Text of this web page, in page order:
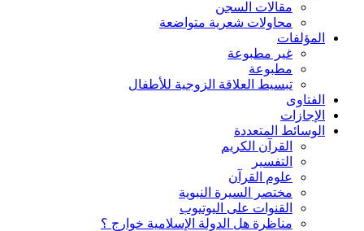
مقالات السجن
محاولات شعرية متواضعة
المؤلفات
غير مطبوعة
مطبوعة
تبسيط العلاقة الزوجية للأطفال
الفتاوى
الإجازات
الوسائط المتعددة
القرآن الكريم
التفسير
علوم القرآن
مختصر السيرة النبوية
القنوات على اليوتيوب
مناظرة هل الدولة الإسلامية خوارج ؟